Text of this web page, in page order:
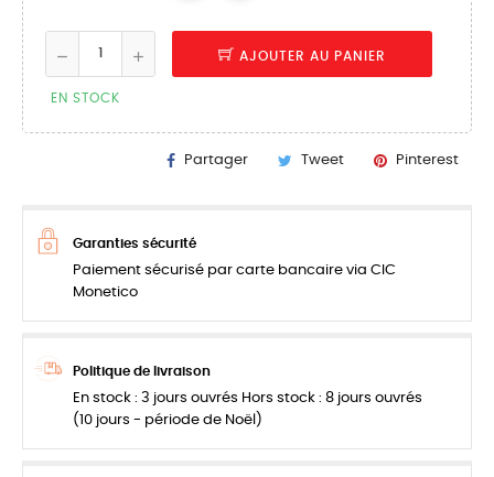
AJOUTER AU PANIER
EN STOCK
Partager Tweet Pinterest
Garanties sécurité
Paiement sécurisé par carte bancaire via CIC
Monetico
Politique de livraison
En stock : 3 jours ouvrés Hors stock : 8 jours ouvrés
(10 jours - période de Noël)